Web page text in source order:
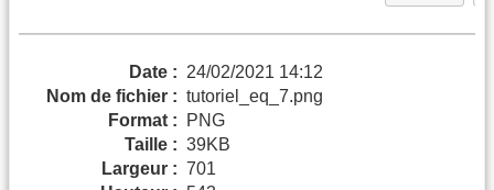
Date : 24/02/2021 14:12
Nom de fichier : tutoriel_eq_7.png
Format :
PNG
Taille : 39KB
Largeur : 701